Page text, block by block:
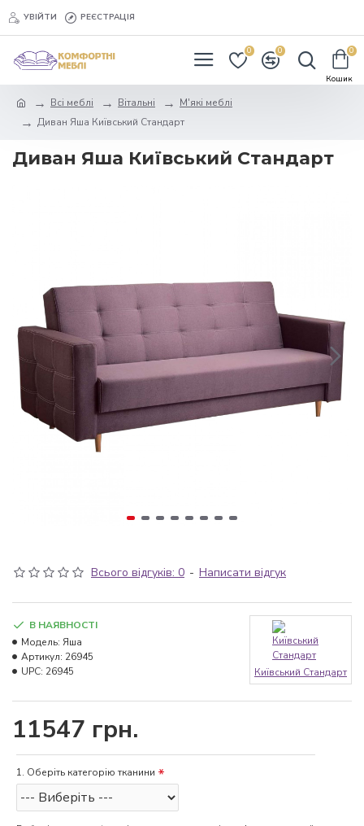
УВІЙТИ РЕЄСТРАЦІЯ
0 0 0
Всі меблі Вітальні
М'які меблі
Диван Яша Київський Стандарт
Диван Яша Київський Стандарт
Всього відгуків: 0 - Написати відгук
11547 грн.
В НАЯВНОСТІ
Модель: Яша
Артикул: 26945
UPC: 26945 Київський Стандарт
1. Оберіть категорію тканини